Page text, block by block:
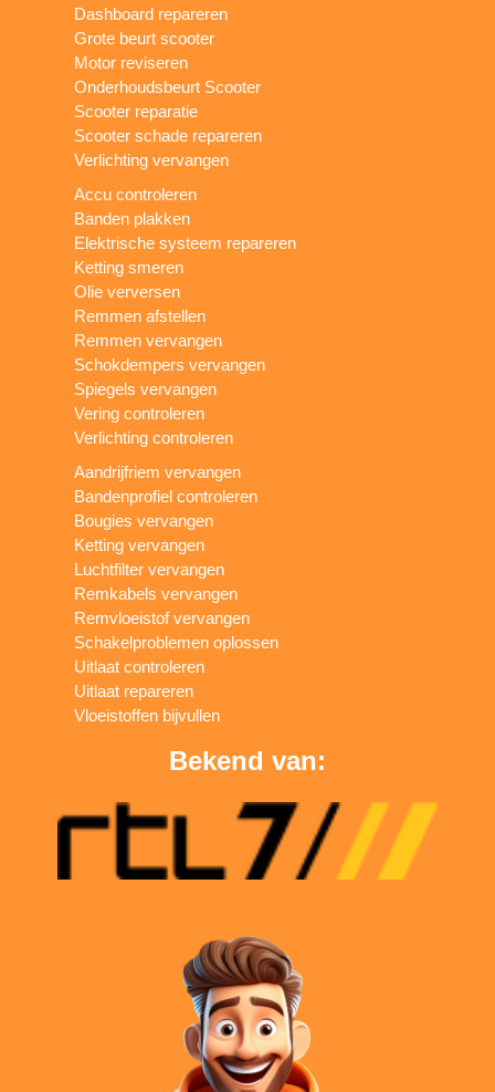
Dashboard repareren
Grote beurt scooter
Motor reviseren
Onderhoudsbeurt Scooter
Scooter reparatie
Scooter schade repareren
Verlichting vervangen
Accu controleren
Banden plakken
Elektrische systeem repareren
Ketting smeren
Olie verversen
Remmen afstellen
Remmen vervangen
Schokdempers vervangen
Spiegels vervangen
Vering controleren
Verlichting controleren
Aandrijfriem vervangen
Bandenprofiel controleren
Bougies vervangen
Ketting vervangen
Luchtfilter vervangen
Remkabels vervangen
Remvloeistof vervangen
Schakelproblemen oplossen
Uitlaat controleren
Uitlaat repareren
Vloeistoffen bijvullen
Bekend van: